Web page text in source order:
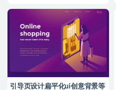
引导页设计扁平化ui创意背景等